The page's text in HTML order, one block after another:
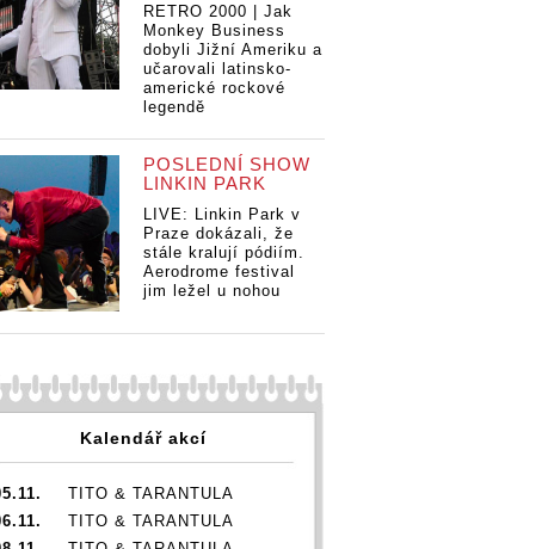
RETRO 2000 | Jak
Monkey Business
dobyli Jižní Ameriku a
učarovali latinsko-
americké rockové
legendě
POSLEDNÍ SHOW
LINKIN PARK
LIVE: Linkin Park v
Praze dokázali, že
stále kralují pódiím.
Aerodrome festival
jim ležel u nohou
Kalendář akcí
TITO & TARANTULA
TITO & TARANTULA